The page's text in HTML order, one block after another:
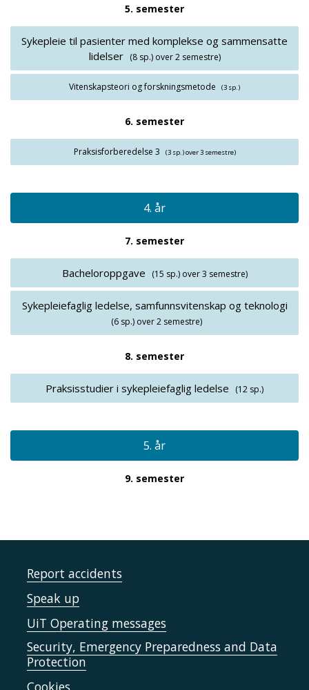
5. semester
Sykepleie til pasienter med komplekse og sammensatte
lidelser
(8 sp.)over 2 semestre)
Vitenskapsteori og forskningsmetode (3 sp.)
6. semester
Praksisforberedelse 3 (3 sp.)over 3 semestre)
4. år
7. semester
Bacheloroppgave (15 sp.)over 3 semestre)
Sykepleiefaglig ledelse, samfunnsvitenskap og teknologi
(6 sp.)over 2 semestre)
8. semester
Praksisstudier i sykepleiefaglig ledelse (12 sp.)
5. år
9. semester
Report accidents
Speak up
UiT Operating messages
Security, Emergency Preparedness and Data
Protection
Cookies